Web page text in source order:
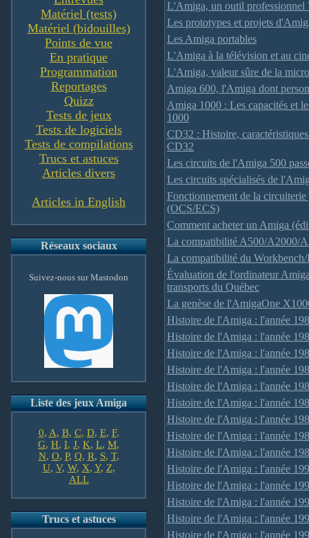
Matériel (tests)
Matériel (bidouilles)
Points de vue
En pratique
Programmation
Reportages
Quizz
Tests de jeux
Tests de logiciels
Tests de compilations
Trucs et astuces
Articles divers
Articles in English
Réseaux sociaux
Suivez-nous sur Mastodon
Liste des jeux Amiga
0, A, B, C, D, E, F,
G, H, I, J, K, L, M,
N, O, P, Q, R, S, T,
U, V, W, X, Y, Z,
ALL
Trucs et astuces
L'Amiga, un outil professionnel
Les prototypes et projets
Les Amiga portables
L'Amiga à la télévision et au
L'Amiga, valeur sûre de la
Amiga 600, l'Amiga dont
Amiga 1000 : Les capacités et
1000
CD32 : Histoire,
CD32
Les circuits de l'Amiga 500
Les circuits spécialisés de
Fonctionnement de la
(OCS/ECS)
Comment acheter un Amiga
La compatibilité A500/A2000/
La compatibilité du
Évaluation de l'ordinateur
transports du Québec
La genèse de l'AmigaOne
Histoire de l'Amiga : l'année
Histoire de l'Amiga : l'année
Histoire de l'Amiga : l'année
Histoire de l'Amiga : l'année
Histoire de l'Amiga : l'année
Histoire de l'Amiga : l'année
Histoire de l'Amiga : l'année
Histoire de l'Amiga : l'année
Histoire de l'Amiga : l'année
Histoire de l'Amiga : l'année
Histoire de l'Amiga : l'année
Histoire de l'Amiga : l'année
Histoire de l'Amiga : l'année
Histoire de l'Amiga : l'année